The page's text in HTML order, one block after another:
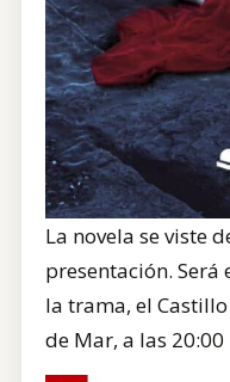
La novela se viste
presentación. Será
la trama, el
de Mar, a las 20:00